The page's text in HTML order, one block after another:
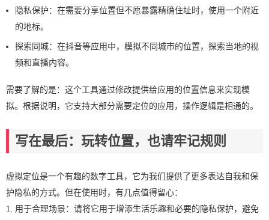
隐私保护：在需要分享位置但不愿暴露精确住址时，使用一个附近
的地标。
探索同城：在抖音等应用中，模拟不同城市的位置，探索当地的视
频和直播内容。
需要了解的是：这个工具通过修改提供给应用的位置信息来实现模
拟。根据说明，它支持大部分需要定位的应用，操作逻辑是相通的。
写在最后：玩转位置，也请牢记规则
虚拟定位是一个有趣的数字工具，它为我们提供了更多表达自我和保
护隐私的方式。但在使用时，有几点值得留心：
用于合理场景：请将它用于增添生活乐趣和必要的隐私保护，避免